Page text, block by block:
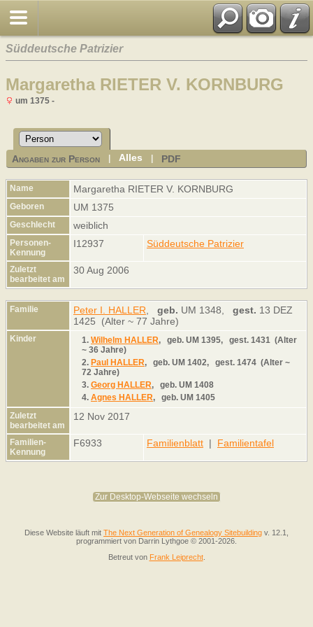
Süddeutsche Patrizier
Margaretha RIETER V. KORNBURG
um 1375 -
Angaben zur Person |Alles PDF
Name Margaretha RIETER V. KORNBURG
Geboren UM 1375
Geschlecht weiblich
Personen-
Kennung
I12937 Süddeutsche Patrizier
Zuletzt
bearbeitet am
30 Aug 2006
Familie Peter I. HALLER geb. UM 1348, gest. 13 DEZ
1425 (Alter ~ 77 Jahre)
Kinder 1. Wilhelm HALLER, geb. UM 1395, gest. 1431 (Alter
~ 36 Jahre)
2. Paul HALLER, geb. UM 1402, gest. 1474 (Alter ~
72 Jahre)
3. Georg HALLER, geb. UM 1408
4. Agnes HALLER, geb. UM 1405
Zuletzt
bearbeitet am
12 Nov 2017
Familien-
Kennung
F6933 Familienblatt | Familientafel
Zur Desktop-Webseite wechseln
Diese Website läuft mit The Next Generation of Genealogy Sitebuilding v. 12.1,
programmiert von Darrin Lythgoe © 2001-2026.
Betreut von Frank Leiprecht.